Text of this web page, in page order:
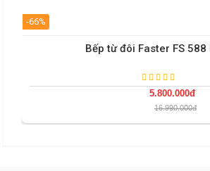
-66%
Bếp từ đôi Faster FS 588
5.800.000đ
16.990.000đ